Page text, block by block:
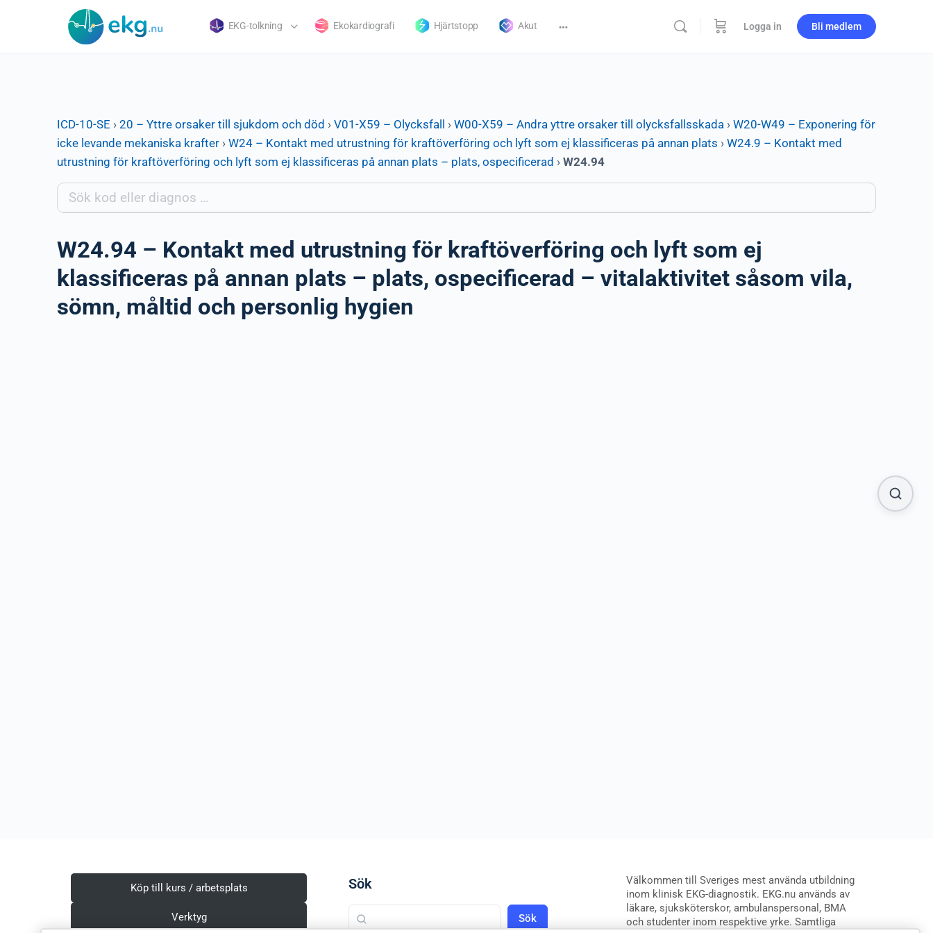
EKG-tolkning Ekokardiografi Hjärtstopp Akut Logga in Bli medlem
ICD-10-SE › 20 – Yttre orsaker till sjukdom och död › V01-X59 – Olycksfall › W00-X59 – Andra yttre orsaker till olycksfallsskada › W20-W49 – Exponering för
icke levande mekaniska krafter › W24 – Kontakt med utrustning för kraftöverföring och lyft som ej klassificeras på annan plats › W24.9 – Kontakt med
utrustning för kraftöverföring och lyft som ej klassificeras på annan plats – plats, ospecificerad › W24.94
W24.94 – Kontakt med utrustning för kraftöverföring och lyft som ej
klassificeras på annan plats – plats, ospecificerad – vitalaktivitet såsom vila,
sömn, måltid och personlig hygien
Köp till kurs / arbetsplats
Verktyg
Sök
Sök
Välkommen till Sveriges mest använda utbildning
inom klinisk EKG-diagnostik. EKG.nu används av
läkare, sjuksköterskor, ambulanspersonal, BMA
och studenter inom respektive yrke. Samtliga